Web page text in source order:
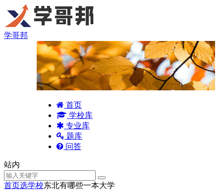
学哥邦
首页
学校库
专业库
题库
问答
站内
首页选学校东北有哪些一本大学